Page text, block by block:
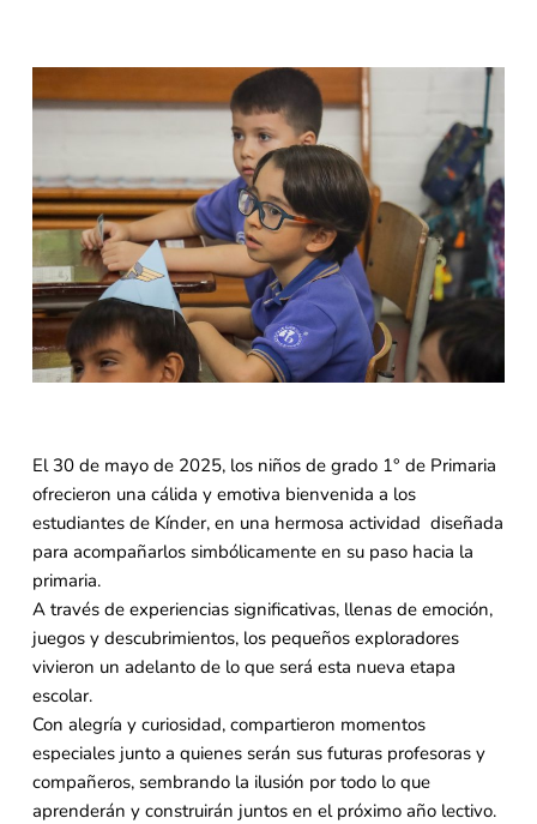
El 30 de mayo de 2025, los niños de grado 1° de Primaria
ofrecieron una cálida y emotiva bienvenida a los
estudiantes de Kínder, en una hermosa actividad diseñada
para acompañarlos simbólicamente en su paso hacia la
primaria.
A través de experiencias significativas, llenas de emoción,
juegos y descubrimientos, los pequeños exploradores
vivieron un adelanto de lo que será esta nueva etapa
escolar.
Con alegría y curiosidad, compartieron momentos
especiales junto a quienes serán sus futuras profesoras y
compañeros, sembrando la ilusión por todo lo que
aprenderán y construirán juntos en el próximo año lectivo.